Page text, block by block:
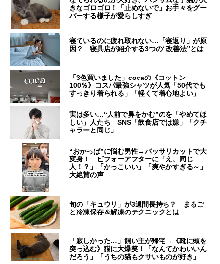
きなゴロゴロ！「止めないで」お手々をグー
パーする様子が愛らしすぎ
寝ているのに疲れ取れない…「寝返り」が原
因？ 寝具店が紹介する3つの“改善法”とは
「3色買いました」cocaの《コットン
100％》コスパ最強シャツが人気「50代でも
すっきり着られる」「軽くて着心地よい」
実は多い…“人前で鼻をかむ”のを「やめてほ
しい」人たち SNS「飲食店では嫌」「クチ
ャラーと同じ」
“おかっぱ”に悩む男性→バッサリカットで大
変身！ ビフォーアフターに「え、同じ
人！？」「かっこいい」「爽やかすぎる～」
大絶賛の声
旬の「キュウリ」が3週間長持ち？ まるご
と冷凍保存＆解凍のテクニックとは
「寂しかった…」飼い主が帰宅→《靴に頭を
突っ込む》猫に大爆笑！「なんてかわいいん
だろう」「うちの猫もクサいものが好き」